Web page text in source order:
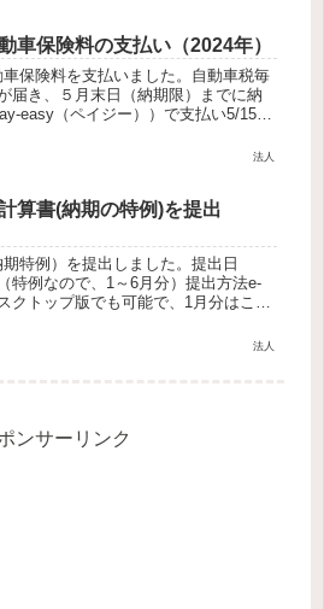
車保険料の支払い（2024年）
保険料を支払いました。自動車税毎
届き、５月末日（納期限）までに納
easy（ペイジー））で支払い5/15に
動車保険料自動車購入が7月で、納車
法人
算書(納期の特例)を提出
特例）を提出しました。提出日
特例なので、1～6月分）提出方法e-
クトップ版でも可能で、1月分はこっ
デスクトップ版で行う納付額の算出
法人
ンサーリンク